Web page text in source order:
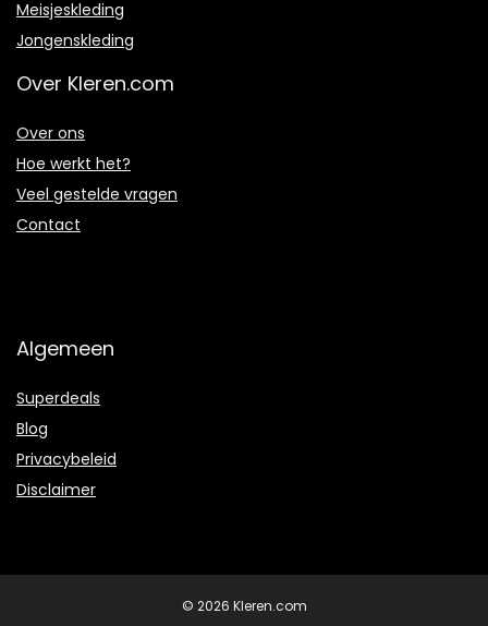
Meisjeskleding
Jongenskleding
Over Kleren.com
Over ons
Hoe werkt het?
Veel gestelde vragen
Contact
Algemeen
Superdeals
Blog
Privacybeleid
Disclaimer
© 2026 Kleren.com